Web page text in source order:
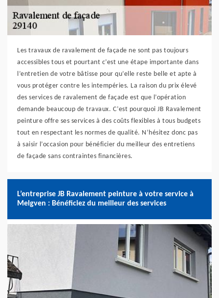
Les travaux de ravalement de façade ne sont pas toujours
accessibles tous et pourtant c’est une étape importante dans
l’entretien de votre bâtisse pour qu’elle reste belle et apte à
vous protéger contre les intempéries. La raison du prix élevé
des services de ravalement de façade est que l’opération
demande beaucoup de travaux. C’est pourquoi JB Ravalement
peinture offre ses services à des coûts flexibles à tous budgets
tout en respectant les normes de qualité. N’hésitez donc pas
à saisir l’occasion pour bénéficier du meilleur des entretiens
de façade sans contraintes financières.
L’entreprise JB Ravalement peinture à votre service à
Melgven : Bénéficiez du meilleur des services